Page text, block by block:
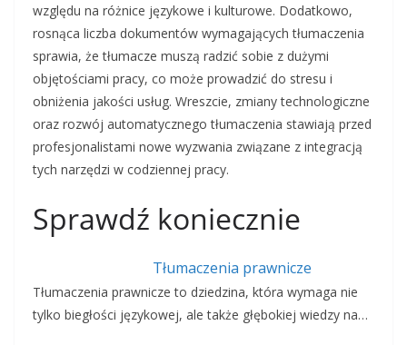
względu na różnice językowe i kulturowe. Dodatkowo,
rosnąca liczba dokumentów wymagających tłumaczenia
sprawia, że tłumacze muszą radzić sobie z dużymi
objętościami pracy, co może prowadzić do stresu i
obniżenia jakości usług. Wreszcie, zmiany technologiczne
oraz rozwój automatycznego tłumaczenia stawiają przed
profesjonalistami nowe wyzwania związane z integracją
tych narzędzi w codziennej pracy.
Sprawdź koniecznie
Tłumaczenia prawnicze
Tłumaczenia prawnicze to dziedzina, która wymaga nie
tylko biegłości językowej, ale także głębokiej wiedzy na…